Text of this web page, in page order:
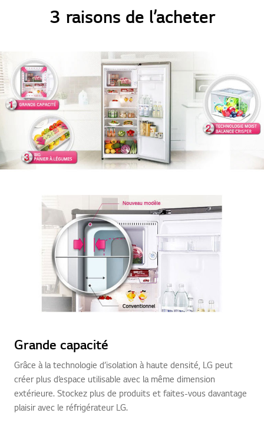
3 raisons de l’acheter
Grande capacité
Grâce à la technologie d’isolation à haute densité, LG peut
créer plus d’espace utilisable avec la même dimension
extérieure. Stockez plus de produits et faites-vous davantage
plaisir avec le réfrigérateur LG.